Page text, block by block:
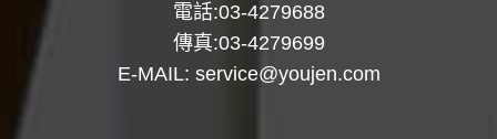
電話:03-4279688
傳真:03-4279699
E-MAIL: service@youjen.com